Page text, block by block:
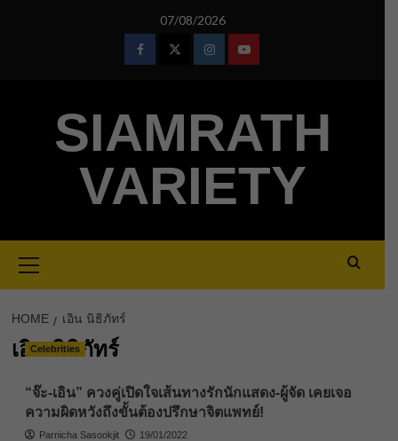
07/08/2026
FacebookTwitterInstagramYoutube
SIAMRATH
VARIETY
Menu
HOME เอิน นิธิภัทร์
เอิน นิธิภัทร์
Celebrities
“จ๊ะ-เอิน” ควงคู่เปิดใจเส้นทางรักนักแสดง-ผู้จัด เคยเจอ
ความผิดหวังถึงขั้นต้องปรึกษาจิตแพทย์!
Parnicha Sasookjit 19/01/2022